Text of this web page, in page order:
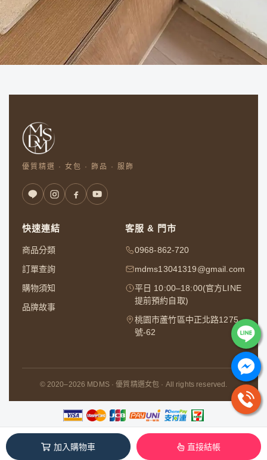
加入購物車 直接結帳
優質精選 · 女包 · 飾品 · 服飾
快速連結
商品分類
訂單查詢
購物須知
品牌故事
客服 & 門市
0968-862-720
mdms13041319@gmail.com
平日 10:00–18:00(官方LINE
提前預約自取)
桃園市蘆竹區中正北路1275
號-62
© 2020–2026 MDMS · 優質精選女包 · All rights reserved.
五定企業社 / 91822482
本系統由 1shop一頁購物 維護